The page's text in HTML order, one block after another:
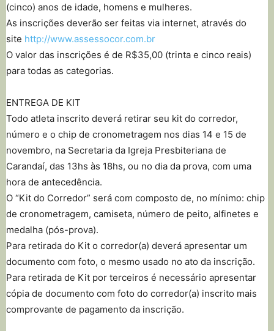
(cinco) anos de idade, homens e mulheres.
As inscrições deverão ser feitas via internet, através do
site http://www.assessocor.com.br
O valor das inscrições é de R$35,00 (trinta e cinco reais)
para todas as categorias.
ENTREGA DE KIT
Todo atleta inscrito deverá retirar seu kit do corredor,
número e o chip de cronometragem nos dias 14 e 15 de
novembro, na Secretaria da Igreja Presbiteriana de
Carandaí, das 13hs às 18hs, ou no dia da prova, com uma
hora de antecedência.
O “Kit do Corredor” será com composto de, no mínimo: chip
de cronometragem, camiseta, número de peito, alfinetes e
medalha (pós-prova).
Para retirada do Kit o corredor(a) deverá apresentar um
documento com foto, o mesmo usado no ato da inscrição.
Para retirada de Kit por terceiros é necessário apresentar
cópia de documento com foto do corredor(a) inscrito mais
comprovante de pagamento da inscrição.